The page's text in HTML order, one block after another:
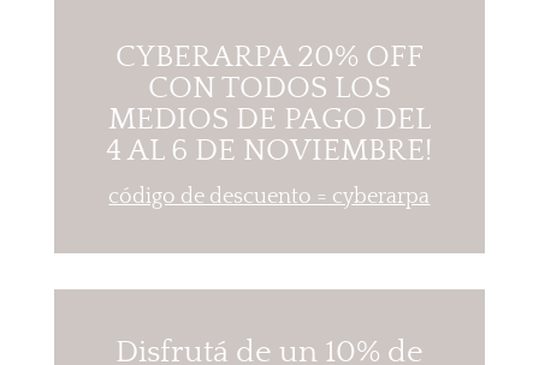
CYBERARPA 20% OFF
CON TODOS LOS
MEDIOS DE PAGO DEL
4 AL 6 DE NOVIEMBRE!
código de descuento = cyberarpa
Disfrutá de un 10% de